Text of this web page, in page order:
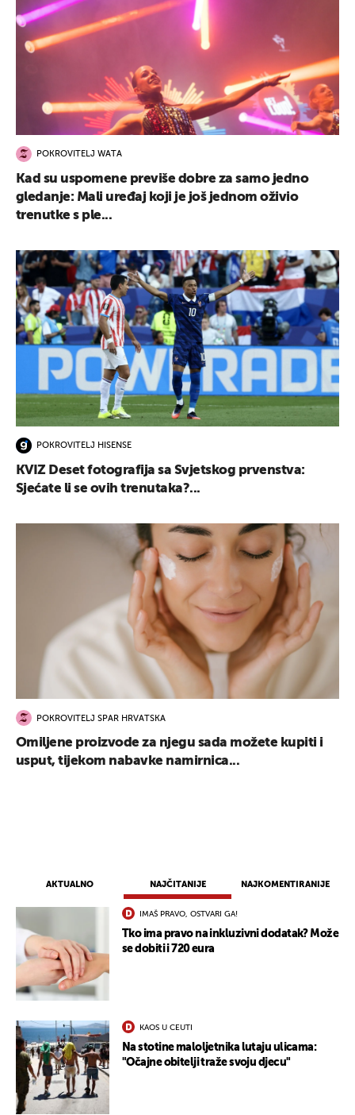
AKTUALNO NAJČITANIJE NAJKOMENTIRANIJE
IMAŠ PRAVO, OSTVARI GA!
Tko ima pravo na inkluzivni dodatak? Može
se dobiti i 720 eura
KAOS U CEUTI
Na stotine maloljetnika lutaju ulicama:
"Očajne obitelji traže svoju djecu"
POKROVITELJ WATA
Kad su uspomene previše dobre za samo jedno
gledanje: Mali uređaj koji je još jednom oživio
trenutke s ple...
POKROVITELJ HISENSE
KVIZ Deset fotografija sa Svjetskog prvenstva:
Sjećate li se ovih trenutaka?...
POKROVITELJ SPAR HRVATSKA
Omiljene proizvode za njegu sada možete kupiti i
usput, tijekom nabavke namirnica...